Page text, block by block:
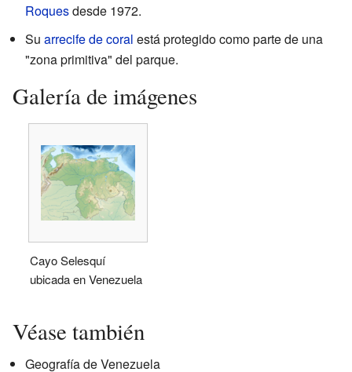
Roquesdesde 1972.
Su arrecife de coral está protegido como parte de una
"zona primitiva" del parque.
Galería de imágenes
Cayo Selesquí
ubicada en Venezuela
Véase también
Geografía de Venezuela